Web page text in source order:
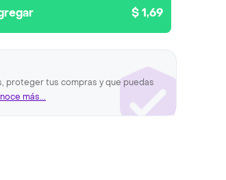
$ 1,69
proteger tus compras y que puedas
más...